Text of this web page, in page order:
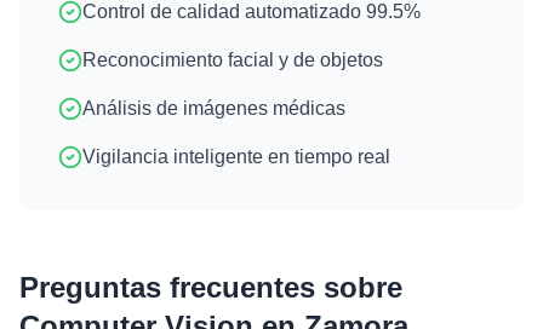
Control de calidad automatizado 99.5%
Reconocimiento facial y de objetos
Análisis de imágenes médicas
Vigilancia inteligente en tiempo real
Preguntas frecuentes sobre